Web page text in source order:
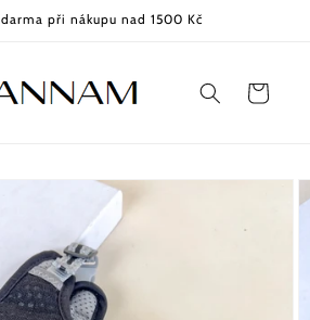
při nákupu nad 1500 Kč
Košík